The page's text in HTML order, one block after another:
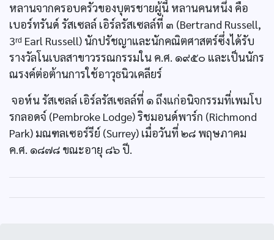
หลานจากครอบครัวของบุตรชายผู้นี้ หลานคนหนึ่ง คือ
เบอร์ทรันด์ รัสเซลล์ เอิร์ลรัสเซลล์ที่ ๓ (Bertrand Russell,
3ʳᵈ Earl Russell) นักปรัชญาและนักคณิตศาสตร์ซึ่งได้รับ
รางวัลโนเบลสาขาวรรณกรรมใน ค.ศ. ๑๙๕๐ และเป็นนักร
ณรงค์ต่อต้านการใช้อาวุธนิวเคลียร์
จอห์น รัสเซลล์ เอิร์ลรัสเซลล์ที่ ๑ ถึงแก่อนิจกรรมที่เพมโบ
รกลอดจ์ (Pembroke Lodge) ริชมอนด์พาร์ก (Richmond
Park) มณฑลเซอร์รีย์ (Surrey) เมื่อวันที่ ๒๘ พฤษภาคม
ค.ศ. ๑๘๗๘ ขณะอายุ ๘๖ ปี.